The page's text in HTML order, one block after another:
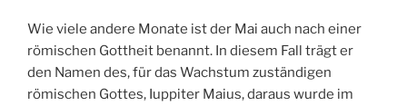
Wie viele andere Monate ist der Mai auch nach einer
römischen Gottheit benannt. In diesem Fall trägt er
den Namen des, für das Wachstum zuständigen
römischen Gottes, Iuppiter Maius, daraus wurde im